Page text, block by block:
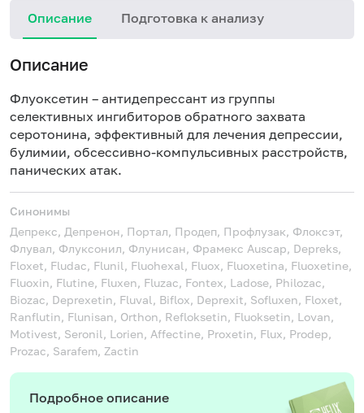
Описание Подготовка к анализу
Описание
Флуоксетин – антидепрессант из группы
селективных ингибиторов обратного захвата
серотонина, эффективный для лечения депрессии,
булимии, обсессивно-компульсивных расстройств,
панических атак.
Синонимы
Депрекс, Депренон, Портал, Продеп, Профлузак, Флоксэт,
Флувал, Флуксонил, Флунисан, Фрамекс Auscap, Depreks,
Floxet, Fludac, Flunil, Fluohexal, Fluox, Fluoxetina, Fluoxetine,
Fluoxin, Flutine, Fluxen, Fluzac, Fontex, Ladose, Philozac,
Biozac, Deprexetin, Fluval, Biflox, Deprexit, Sofluxen, Floxet,
Ranflutin, Flunisan, Orthon, Refloksetin, Fluoksetin, Lovan,
Motivest, Seronil, Lorien, Affectine, Proxetin, Flux, Prodep,
Prozac, Sarafem, Zactin
Подробное описание